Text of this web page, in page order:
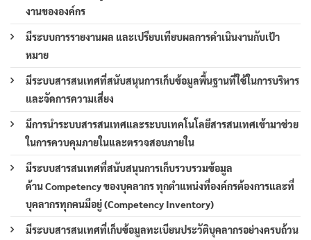
งานขององค์กร
มีระบบการรายงานผล และเปรียบเทียบผลการดำเนินงานกับเป้า
หมาย
มีระบบสารสนเทศที่สนับสนุนการเก็บข้อมูลพื้นฐานที่ใช้ในการบริหาร
และจัดการความเสี่ยง
มีการนำระบบสารสนเทศและระบบเทคโนโลยีสารสนเทศเข้ามาช่วย
ในการควบคุมภายในและตรวจสอบภายใน
มีระบบสารสนเทศที่สนับสนุนการเก็บรวบรวมข้อมูล
ด้าน Competency ของบุคลากร ทุกตำแหน่งที่องค์กรต้องการและที่
บุคลากรทุกคนมีอยู่ (Competency Inventory)
มีระบบสารสนเทศที่เก็บข้อมูลทะเบียนประวัติบุคลากรอย่างครบถ้วน